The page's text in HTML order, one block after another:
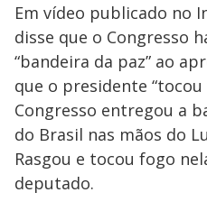
Em vídeo publicado no
disse que o Congresso
“bandeira da paz” ao
que o presidente
Congresso entregou a
do Brasil nas mãos do
Rasgou e tocou fogo
deputado.